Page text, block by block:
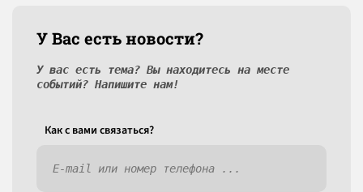
У Вас есть новости?
У вас есть тема? Вы находитесь на месте
событий? Напишите нам!
Как c вами связаться?